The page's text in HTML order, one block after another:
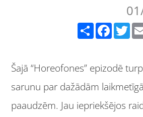
Facebook Twitter
Šajā “Horeofones” epizodē
sarunu par dažādām
paaudzēm. Jau iepriekšējos